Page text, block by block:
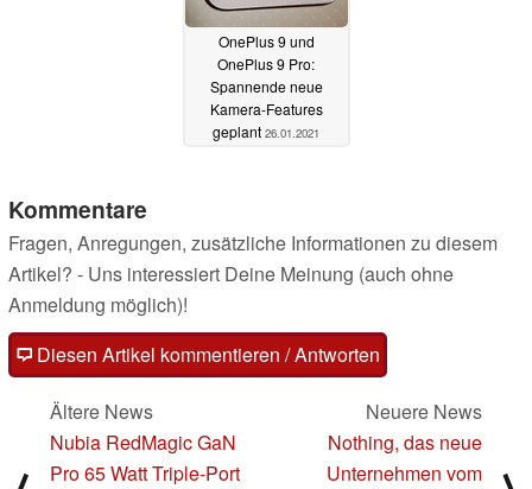
OnePlus 9 und
OnePlus 9 Pro:
Spannende neue
Kamera-Features
geplant 26.01.2021
Kommentare
Fragen, Anregungen, zusätzliche Informationen zu diesem
Artikel? - Uns interessiert Deine Meinung (auch ohne
Anmeldung möglich)!
Diesen Artikel kommentieren / Antworten
Ältere News
Nubia RedMagic GaN
Pro 65 Watt Triple-Port
Neuere News
Nothing, das neue
Unternehmen vom